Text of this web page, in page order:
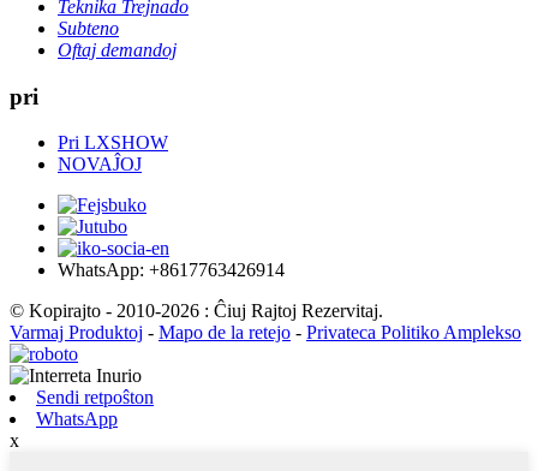
Teknika Trejnado
Subteno
Oftaj demandoj
pri
Pri LXSHOW
NOVAĴOJ
WhatsApp: +8617763426914
© Kopirajto - 2010-2026 : Ĉiuj Rajtoj Rezervitaj.
Varmaj Produktoj - Mapo de la retejo - Privateca Politiko Amplekso
Sendi retpoŝton
WhatsApp
x